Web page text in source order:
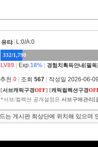
유탸 L:0/A:0
332/1,790
LV89 Exp.18% 경험치획득안내[필독]
추천 0 조회 567 작성일 2026-06-
[서브캐릭구경OFF] [캐릭컬렉션구경
*서브/컬렉션 공개설정은 서브구매관리[
는 게시판 최상단에 위치해 있으며